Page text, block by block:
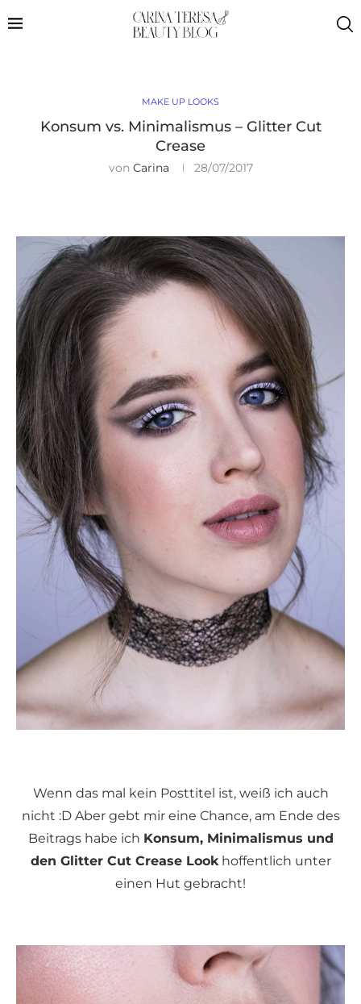
MAKE UP LOOKS
Konsum vs. Minimalismus – Glitter Cut
Crease
von Carina 28/07/2017
Wenn das mal kein Posttitel ist, weiß ich auch
nicht :D Aber gebt mir eine Chance, am Ende des
Beitrags habe ich Konsum, Minimalismus und
den Glitter Cut Crease Lookhoffentlich unter
einen Hut gebracht!